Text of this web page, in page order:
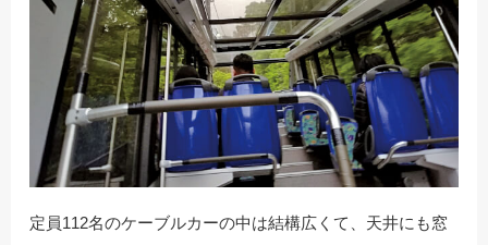
定員112名のケーブルカーの中は結構広くて、天井にも窓